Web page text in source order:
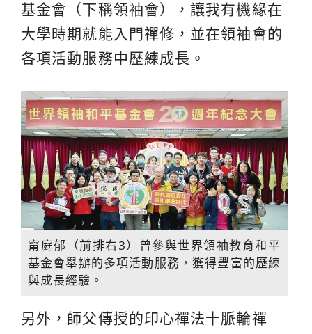
基金會（下稱領袖會），讓我有機緣在
大學時期就能入門禪修，並在領袖會的
各項活動服務中歷練成長。
甯庭郁（前排右3）曾參與世界領袖教育和平
基金會舉辦的多項活動服務，獲得豐富的歷練
與成長經驗。
另外，師父傳授的印心禪法十脈輪禪